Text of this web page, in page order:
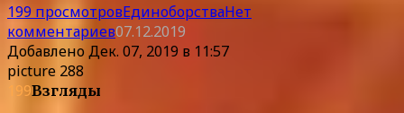
199 просмотровЕдиноборстваНет
комментариев07.12.2019
ДобавленоДек. 07, 2019 в 11:57
picture 288
199Взгляды